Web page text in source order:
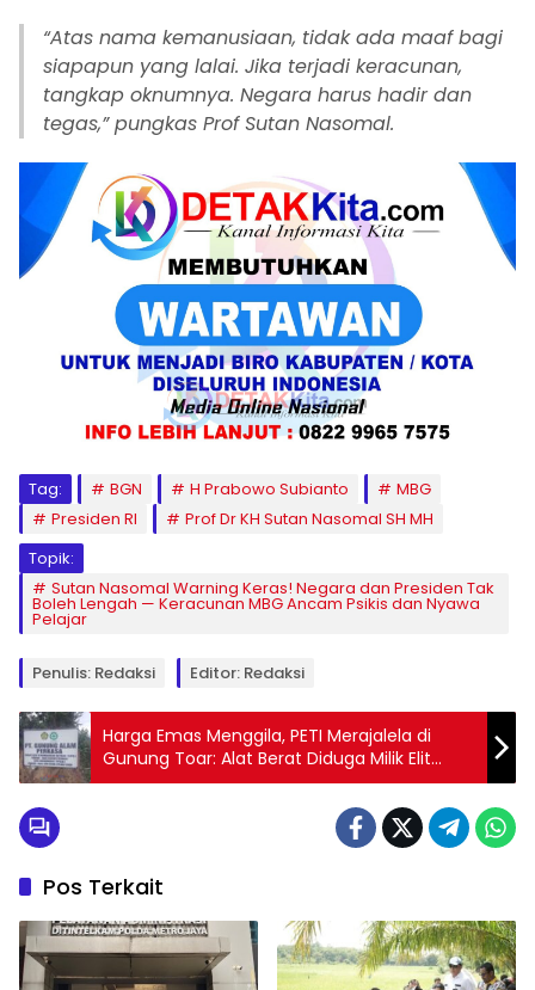
“Atas nama kemanusiaan, tidak ada maaf bagi
siapapun yang lalai. Jika terjadi keracunan,
tangkap oknumnya. Negara harus hadir dan
tegas,” pungkas Prof Sutan Nasomal.
Tag: BGN H Prabowo Subianto
MBG
Presiden RI
Prof Dr KH Sutan Nasomal SH MH
Topik:
Sutan Nasomal Warning Keras! Negara dan Presiden Tak
Boleh Lengah — Keracunan MBG Ancam Psikis dan Nyawa
Pelajar
Penulis: Redaksi Editor: Redaksi
Harga Emas Menggila, PETI Merajalela di
Gunung Toar: Alat Berat Diduga Milik Elit
Politik Bebas Menggali, Warga Kecil Dilarang!
Pos Terkait